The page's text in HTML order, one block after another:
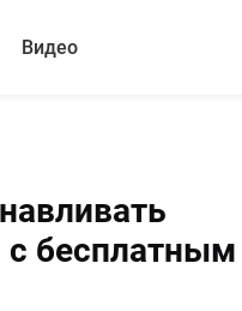
Видео
бесплатным